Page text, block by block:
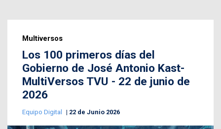
Multiversos
Los 100 primeros días del
Gobierno de José Antonio Kast-
MultiVersos TVU - 22 de junio de
2026
Equipo Digital 22 de Junio 2026